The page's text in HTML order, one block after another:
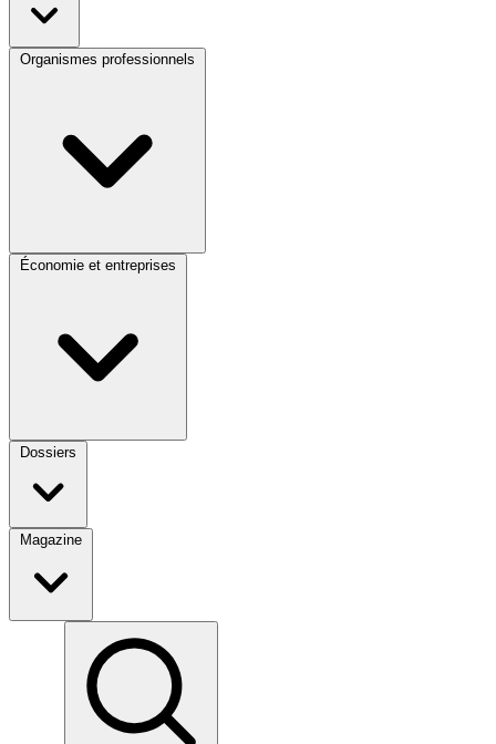
Organismes professionnels
Économie et entreprises
Dossiers
Magazine